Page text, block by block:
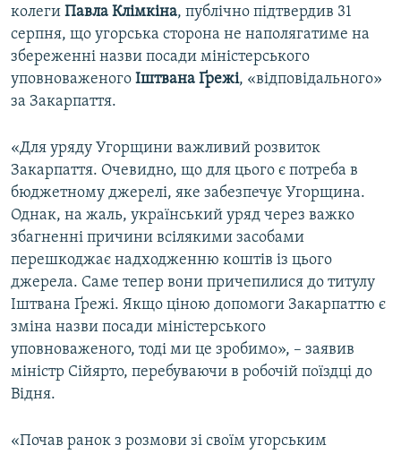
колеги Павла Клімкіна, публічно підтвердив 31
серпня, що угорська сторона не наполягатиме на
збереженні назви посади міністерського
уповноваженого Іштвана Ґрежі, «відповідального»
за Закарпаття.
«Для уряду Угорщини важливий розвиток
Закарпаття. Очевидно, що для цього є потреба в
бюджетному джерелі, яке забезпечує Угорщина.
Однак, на жаль, український уряд через важко
збагненні причини всілякими засобами
перешкоджає надходженню коштів із цього
джерела. Саме тепер вони причепилися до титулу
Іштвана Ґрежі. Якщо ціною допомоги Закарпаттю є
зміна назви посади міністерського
уповноваженого, тоді ми це зробимо», – заявив
міністр Сійярто, перебуваючи в робочій поїздці до
Відня.
«Почав ранок з розмови зі своїм угорським